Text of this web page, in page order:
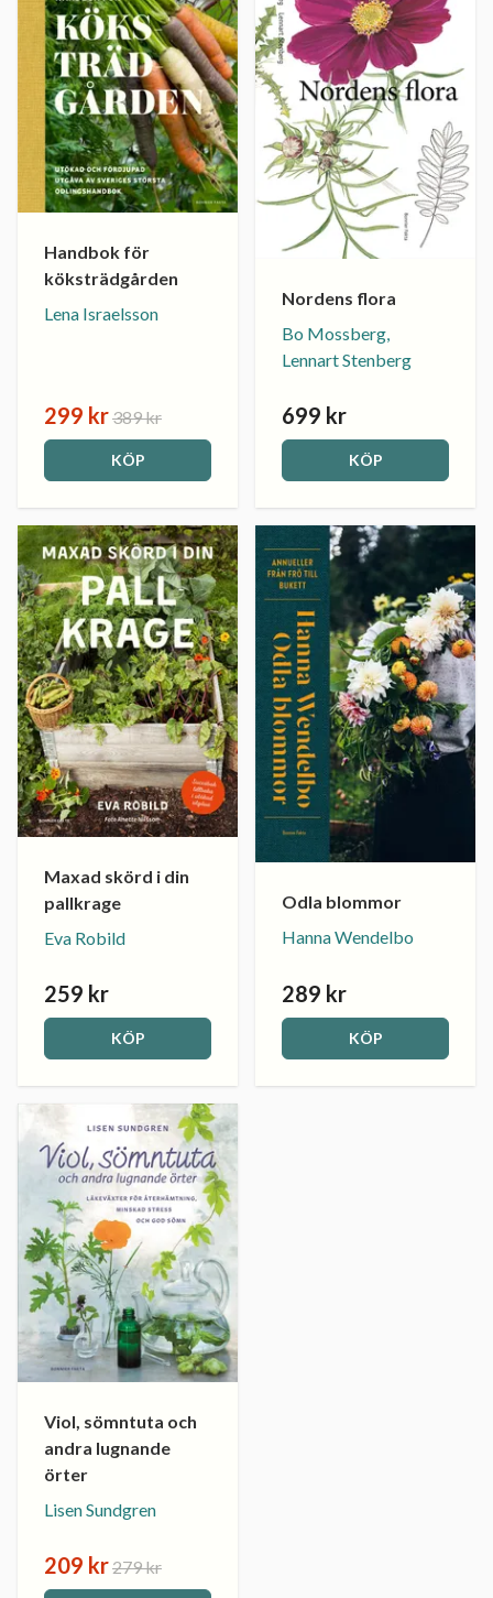
Handbok för
köksträdgården
Lena Israelsson
299 kr389 kr
KÖP
Nordens flora
Bo Mossberg,
Lennart Stenberg
699 kr
KÖP
Maxad skörd i din
pallkrage
Eva Robild
259 kr
KÖP
Odla blommor
Hanna Wendelbo
289 kr
KÖP
Viol, sömntuta och
andra lugnande
örter
Lisen Sundgren
209 kr279 kr